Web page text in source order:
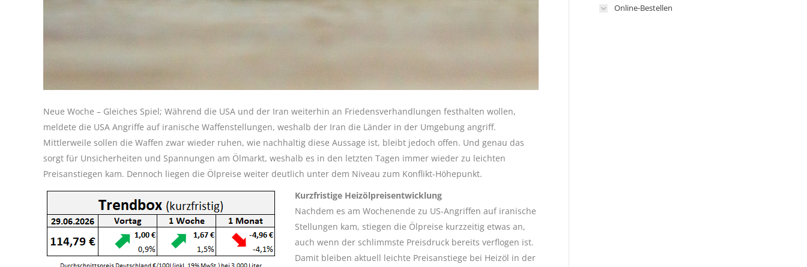
Neue Woche – Gleiches Spiel; Während die USA und der Iran weiterhin an Friedensverhandlungen festhalten wollen,
meldete die USA Angriffe auf iranische Waffenstellungen, weshalb der Iran die Länder in der Umgebung angriff.
Mittlerweile sollen die Waffen zwar wieder ruhen, wie nachhaltig diese Aussage ist, bleibt jedoch offen. Und genau das
sorgt für Unsicherheiten und Spannungen am Ölmarkt, weshalb es in den letzten Tagen immer wieder zu leichten
Preisanstiegen kam. Dennoch liegen die Ölpreise weiter deutlich unter dem Niveau zum Konflikt-Höhepunkt.
Kurzfristige Heizölpreisentwicklung
Nachdem es am Wochenende zu US-Angriffen auf iranische
Stellungen kam, stiegen die Ölpreise kurzzeitig etwas an,
auch wenn der schlimmste Preisdruck bereits verflogen ist.
Damit bleiben aktuell leichte Preisanstiege bei Heizöl in der
Online-Bestellen